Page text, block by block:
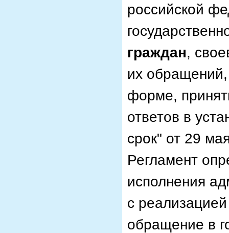
российской
граждан,
их
форме,
ответов в
срок" от 29
Регламент
исполнения
с
обращение в